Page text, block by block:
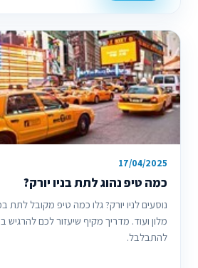
17/04/2025
כמה טיפ נהוג לתת בניו יורק?
נוסעים לניו יורק? גלו כמה טיפ מקובל לתת
מלון ועוד. מדריך מקיף שיעזור לכם להרגיש
להתבלבל.